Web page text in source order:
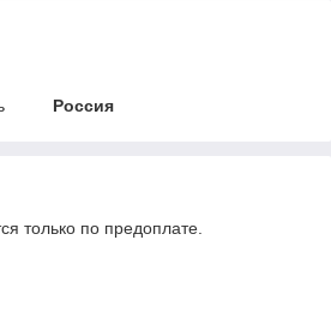
Россия
только по предоплате.